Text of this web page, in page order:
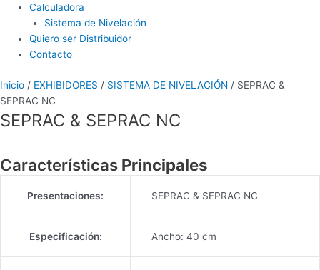
Calculadora
Sistema de Nivelación
Quiero ser Distribuidor
Contacto
Inicio / EXHIBIDORES / SISTEMA DE NIVELACIÓN / SEPRAC &
SEPRAC NC
SEPRAC & SEPRAC NC
Características Principales
Presentaciones: SEPRAC & SEPRAC NC
Especificación: Ancho: 40 cm